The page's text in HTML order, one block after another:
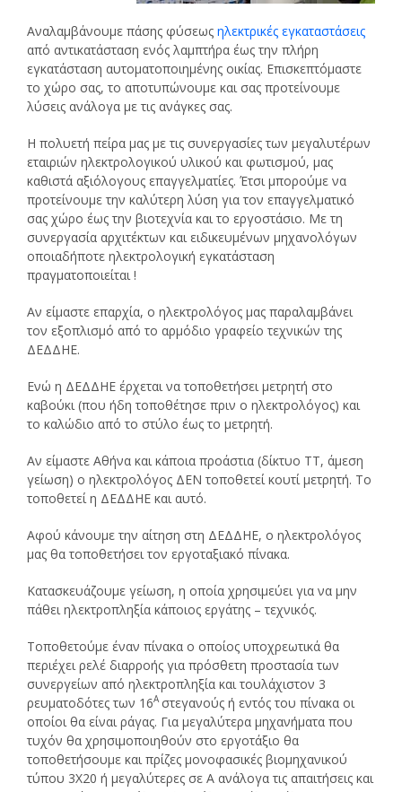
Αναλαμβάνουμε πάσης φύσεως ηλεκτρικές εγκαταστάσεις
από αντικατάσταση ενός λαμπτήρα έως την πλήρη
εγκατάσταση αυτοματοποιημένης οικίας. Επισκεπτόμαστε
το χώρο σας, το αποτυπώνουμε και σας προτείνουμε
λύσεις ανάλογα με τις ανάγκες σας.
Η πολυετή πείρα μας με τις συνεργασίες των μεγαλυτέρων
εταιριών ηλεκτρολογικού υλικού και φωτισμού, μας
καθιστά αξιόλογους επαγγελματίες. Έτσι μπορούμε να
προτείνουμε την καλύτερη λύση για τον επαγγελματικό
σας χώρο έως την βιοτεχνία και το εργοστάσιο. Με τη
συνεργασία αρχιτέκτων και ειδικευμένων μηχανολόγων
οποιαδήποτε ηλεκτρολογική εγκατάσταση
πραγματοποιείται !
Αν είμαστε επαρχία, ο ηλεκτρολόγος μας παραλαμβάνει
τον εξοπλισμό από το αρμόδιο γραφείο τεχνικών της
ΔΕΔΔΗΕ.
Ενώ η ΔΕΔΔΗΕ έρχεται να τοποθετήσει μετρητή στο
καβούκι (που ήδη τοποθέτησε πριν ο ηλεκτρολόγος) και
το καλώδιο από το στύλο έως το μετρητή.
Αν είμαστε Αθήνα και κάποια προάστια (δίκτυο ΤΤ, άμεση
γείωση) ο ηλεκτρολόγος ΔΕΝ τοποθετεί κουτί μετρητή. Το
τοποθετεί η ΔΕΔΔΗΕ και αυτό.
Αφού κάνουμε την αίτηση στη ΔΕΔΔΗΕ, ο ηλεκτρολόγος
μας θα τοποθετήσει τον εργοταξιακό πίνακα.
Κατασκευάζουμε γείωση, η οποία χρησιμεύει για να μην
πάθει ηλεκτροπληξία κάποιος εργάτης – τεχνικός.
Τοποθετούμε έναν πίνακα ο οποίος υποχρεωτικά θα
περιέχει ρελέ διαρροής για πρόσθετη προστασία των
συνεργείων από ηλεκτροπληξία και τουλάχιστον 3
ρευματοδότες των 16Αστεγανούς ή εντός του πίνακα οι
οποίοι θα είναι ράγας. Για μεγαλύτερα μηχανήματα που
τυχόν θα χρησιμοποιηθούν στο εργοτάξιο θα
τοποθετήσουμε και πρίζες μονοφασικές βιομηχανικού
τύπου 3Χ20 ή μεγαλύτερες σε Α ανάλογα τις απαιτήσεις και